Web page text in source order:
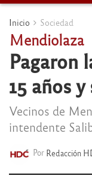
Inicio Sociedad
Mendiolaza
Pagaron
15 años
Vecinos de
intendente
Por Redacción